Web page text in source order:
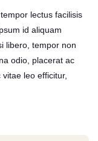
lectus facilisis
id aliquam
libero, tempor non
odio, placerat ac
leo efficitur,